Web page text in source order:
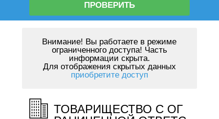
ПРОВЕРИТЬ
Внимание! Вы работаете в режиме
ограниченного доступа! Часть
информации скрыта.
Для отображения скрытых данных
приобретите доступ
ТОВАРИЩЕСТВО С ОГ